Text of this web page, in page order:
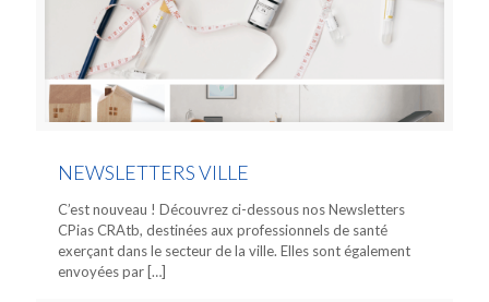
NEWSLETTERS VILLE
C’est nouveau ! Découvrez ci-dessous nos Newsletters
CPias CRAtb, destinées aux professionnels de santé
exerçant dans le secteur de la ville. Elles sont également
envoyées par[…]